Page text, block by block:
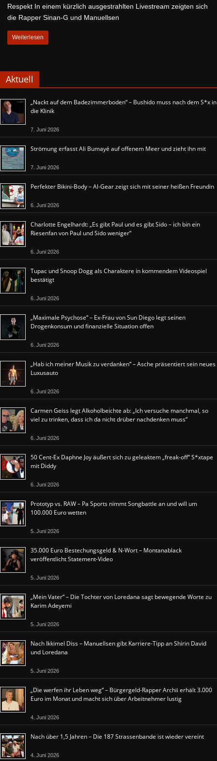
Respekt In einem kürzlich ausgestrahlten Livestream zeigten sich
die Rapper Sinan-G und Manuellsen
Weiterlesen
Aktuell
„Nackt auf dem Badezimmerboden“ – Bushido muss nach dem S*x in
die Klinik
7. Juni 2026
Strömung erfasst Ali Bumayé auf offenem Meer und zieht ihn mit
7. Juni 2026
Perfekter Bikini-Body – Al-Gear zeigt sich mit seiner heißen Freundin
6. Juni 2026
Charlotte Engelhardt: „Es gibt Paul und es gibt Sido – ich bin ein
Riesenfan von Paul und Sido weniger“
6. Juni 2026
Tupac und Snoop Dogg als Charaktere in kommendem Videospiel
bestätigt
6. Juni 2026
„Maximale Psychose“ – Ex-Frau von Sun Diego legt seinen
Drogenkonsum und finanzielle Situation offen
6. Juni 2026
„Hab ich meiner Musik zu verdanken“ – Asche präsentiert sein neues
Luxusauto
6. Juni 2026
Carmen Geiss legt Alkoholbeichte ab: „Ich versuche manchmal, so
viel zu trinken, dass ich da nicht drüber nachdenken muss“
6. Juni 2026
50 Cent-Ex Daphne Joy äußert sich zu geleaktem „freak-off“ S*xtape
mit Diddy
6. Juni 2026
Prototyp vs. RAW – Pa Sports nimmt Songbattle an und will um
100.000 Euro wetten
5. Juni 2026
35.000 Euro Bestechungsgeld & N-Wort – Montanablack
veröffentlicht Statement-Video
5. Juni 2026
„Mein Vater“ – Die Tochter von Loredana sagt bewegende Worte zu
Karim Adeyemi
5. Juni 2026
Nach Ikkimel Diss – Manuellsen gibt Karriere-Tipp an Shirin David
und Loredana
5. Juni 2026
„Die werfen ihr Leben weg“ – Bürgergeld-Rapper Archii erhält 3.000
Euro im Monat und macht sich über Arbeitnehmer lustig
4. Juni 2026
Nach über 1,5 Jahren – Die 187 Strassenbande ist wieder vereint
4. Juni 2026